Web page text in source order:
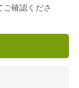
確認くださ